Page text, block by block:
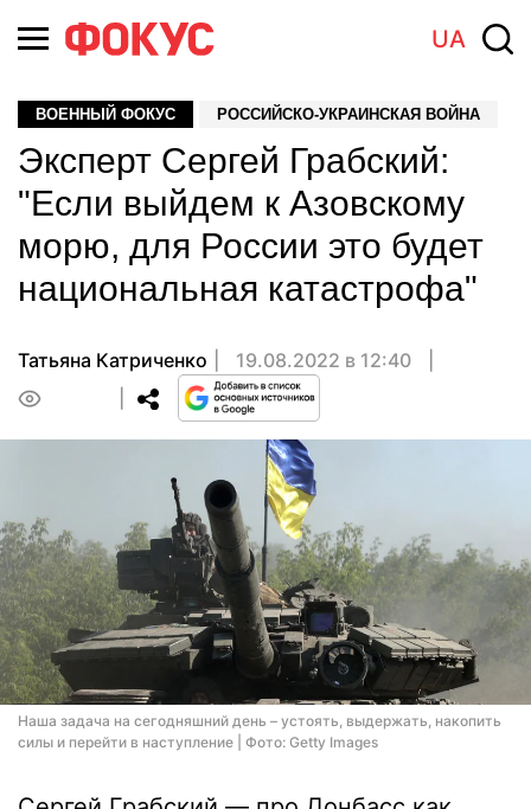
UA
ВОЕННЫЙ ФОКУС РОССИЙСКО-УКРАИНСКАЯ ВОЙНА
Эксперт Сергей Грабский:
"Если выйдем к Азовскому
морю, для России это будет
национальная катастрофа"
Татьяна Катриченко
19.08.2022 в 12:40
Наша задача на сегодняшний день – устоять, выдержать, накопить
силы и перейти в наступление | Фото: Getty Images